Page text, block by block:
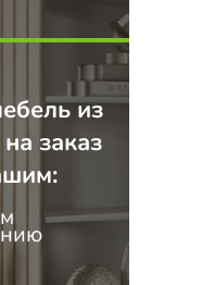
из
заказ